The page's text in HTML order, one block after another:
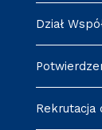
Dział
Rekrutacja